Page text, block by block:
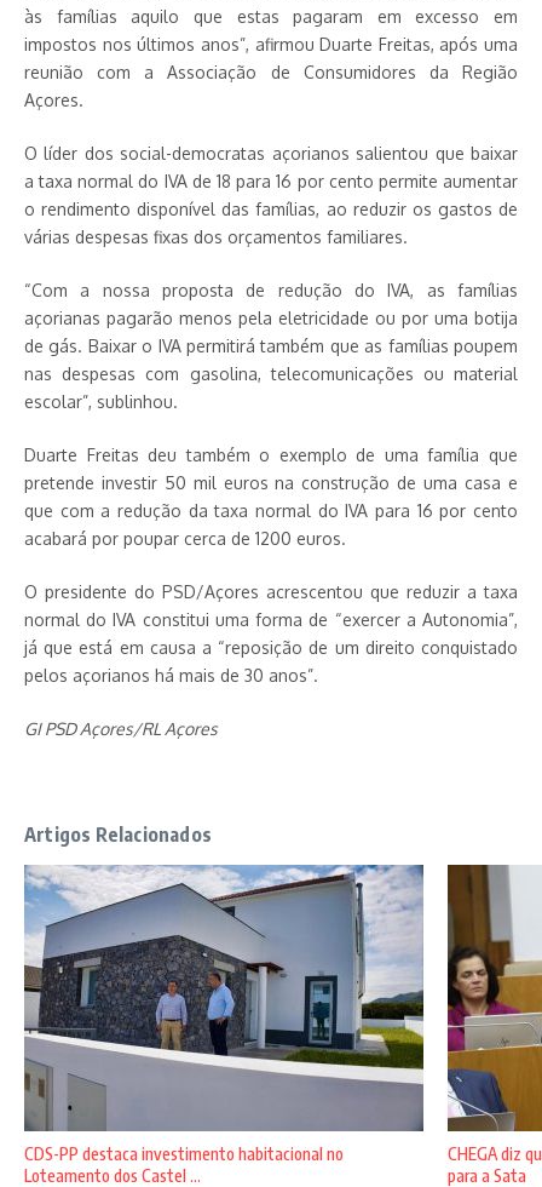
às famílias aquilo que estas pagaram em excesso em
impostos nos últimos anos”, afirmou Duarte Freitas, após uma
reunião com a Associação de Consumidores da Região
Açores.
O líder dos social-democratas açorianos salientou que baixar
a taxa normal do IVA de 18 para 16 por cento permite aumentar
o rendimento disponível das famílias, ao reduzir os gastos de
várias despesas fixas dos orçamentos familiares.
“Com a nossa proposta de redução do IVA, as famílias
açorianas pagarão menos pela eletricidade ou por uma botija
de gás. Baixar o IVA permitirá também que as famílias poupem
nas despesas com gasolina, telecomunicações ou material
escolar”, sublinhou.
Duarte Freitas deu também o exemplo de uma família que
pretende investir 50 mil euros na construção de uma casa e
que com a redução da taxa normal do IVA para 16 por cento
acabará por poupar cerca de 1200 euros.
O presidente do PSD/Açores acrescentou que reduzir a taxa
normal do IVA constitui uma forma de “exercer a Autonomia”,
já que está em causa a “reposição de um direito conquistado
pelos açorianos há mais de 30 anos”.
GI PSD Açores/RL Açores
Artigos Relacionados
CDS-PP destaca investimento habitacional no
Loteamento dos Castel ...
CHEGA diz
para a Sata